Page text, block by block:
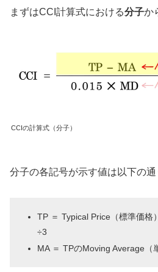
まずはCCI計算式における分子か
CCIの計算式（分子）
分子の各記号が示す値は以下の通
TP ＝ Typical Price（標準価格
÷3
MA ＝ TPのMoving Average（